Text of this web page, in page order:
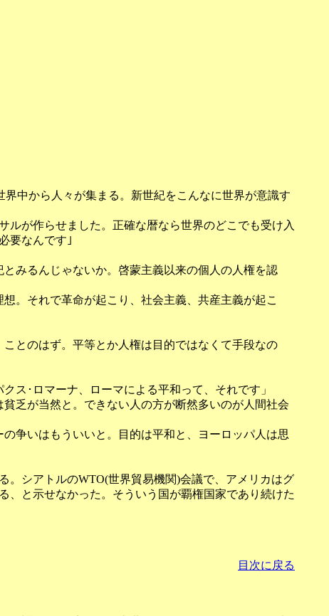
中から人々が集まる。新世紀をこんなに世界が意識す
が作らせました。正確な暦なら世界のどこでも受け入
要なんです｣
みるんじゃないか。啓蒙主義以来の個人の人権を認
。それで革命が起こり、社会主義、共産主義が起こ
とのはず。平等とか人権は目的ではなくて手段なの
ス･ロマーナ、ローマによる平和って、それです」
乏が当然と。できない人の方が断然多いのが人間社会
争いはもういいと。目的は平和と、ヨーロッパ人は思
シアトルのWTO(世界貿易機関)会議で、アメリカはグ
、と示せなかった。そういう国が覇権国家であり続けた
目次に戻る